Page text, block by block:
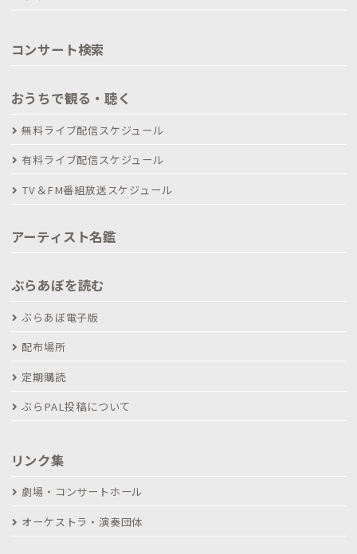
コンサート検索
おうちで観る・聴く
無料ライブ配信スケジュール
有料ライブ配信スケジュール
TV＆FM番組放送スケジュール
アーティスト名鑑
ぶらあぼを読む
ぶらあぼ電子版
配布場所
定期購読
ぶらPAL投稿について
リンク集
劇場・コンサートホール
オーケストラ・演奏団体